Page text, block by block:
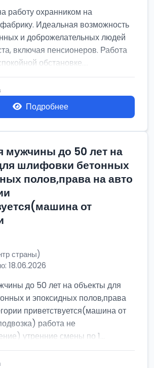
работу охранником на
Идеальная возможность
и доброжелательных людей
включая пенсионеров. Работа
обстановке....
Подробнее
мужчины до 50 лет на
шлифовки бетонных
полов,права на авто
от
страны)
18.06.2026
до 50 лет на объекты для
и эпоксидных полов,права
приветствуется(машина от
работа не
утренние смены по 1...